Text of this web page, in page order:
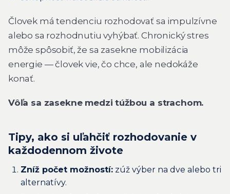
Človek má tendenciu rozhodovať sa impulzívne
alebo sa rozhodnutiu vyhýbať. Chronický stres
môže spôsobiť, že sa zasekne mobilizácia
energie — človek vie, čo chce, ale nedokáže
konať.
Vôľa sa zasekne medzi túžbou a strachom.
Tipy, ako si uľahčiť rozhodovanie v
každodennom živote
Zníž počet možností: zúž výber na dve alebo tri
alternatívy.